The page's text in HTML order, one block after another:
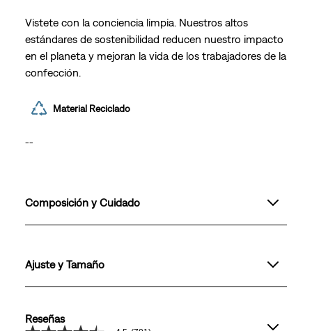
Vistete con la conciencia limpia. Nuestros altos
estándares de sostenibilidad reducen nuestro impacto
en el planeta y mejoran la vida de los trabajadores de la
confección.
Material Reciclado
--
Composición y Cuidado
Ajuste y Tamaño
Reseñas